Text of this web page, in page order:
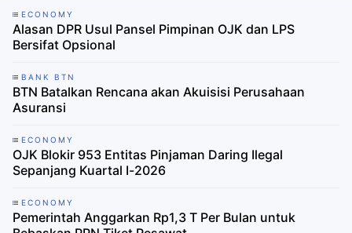
ECONOMY
Alasan DPR Usul Pansel Pimpinan OJK dan LPS
Bersifat Opsional
BANK BTN
BTN Batalkan Rencana akan Akuisisi Perusahaan
Asuransi
ECONOMY
OJK Blokir 953 Entitas Pinjaman Daring Ilegal
Sepanjang Kuartal I-2026
ECONOMY
Pemerintah Anggarkan Rp1,3 T Per Bulan untuk